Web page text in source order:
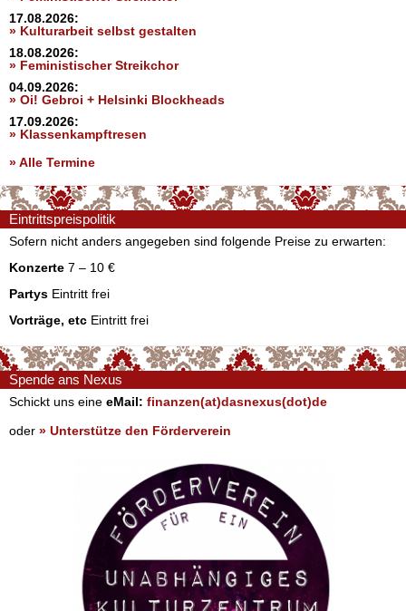
17.08.2026:
» Kulturarbeit selbst gestalten
18.08.2026:
» Feministischer Streikchor
04.09.2026:
» Oi! Gebroi + Helsinki Blockheads
17.09.2026:
» Klassenkampftresen
» Alle Termine
Eintrittspreispolitik
Sofern nicht anders angegeben sind folgende Preise zu erwarten:
Konzerte 7 – 10 €
Partys Eintritt frei
Vorträge, etc Eintritt frei
Spende ans Nexus
Schickt uns eine eMail: finanzen(at)dasnexus(dot)de
oder » Unterstütze den Förderverein